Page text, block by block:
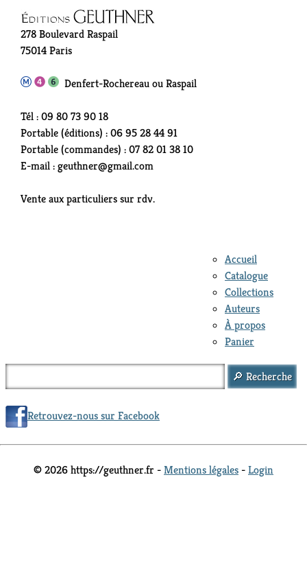
278 Boulevard Raspail
75014 Paris
Denfert-Rochereau ou Raspail
Tél : 09 80 73 90 18
Portable (éditions) : 06 95 28 44 91
Portable (commandes) : 07 82 01 38 10
E-mail : geuthner@gmail.com
Vente aux particuliers sur rdv.
Accueil
Catalogue
Collections
Auteurs
À propos
Panier
Retrouvez-nous sur Facebook
© 2026 https://geuthner.fr -Mentions légales -Login